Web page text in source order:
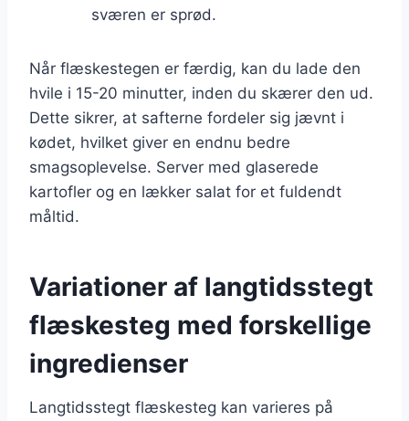
sværen er sprød.
Når flæskestegen er færdig, kan du lade den
hvile i 15-20 minutter, inden du skærer den ud.
Dette sikrer, at safterne fordeler sig jævnt i
kødet, hvilket giver en endnu bedre
smagsoplevelse. Server med glaserede
kartofler og en lækker salat for et fuldendt
måltid.
Variationer af langtidsstegt
flæskesteg med forskellige
ingredienser
Langtidsstegt flæskesteg kan varieres på